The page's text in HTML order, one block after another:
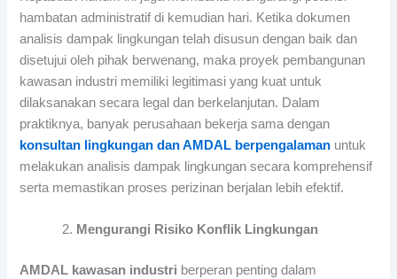
hambatan administratif di kemudian hari. Ketika dokumen
analisis dampak lingkungan telah disusun dengan baik dan
disetujui oleh pihak berwenang, maka proyek pembangunan
kawasan industri memiliki legitimasi yang kuat untuk
dilaksanakan secara legal dan berkelanjutan. Dalam
praktiknya, banyak perusahaan bekerja sama dengan
konsultan lingkungan dan AMDAL berpengalaman untuk
melakukan analisis dampak lingkungan secara komprehensif
serta memastikan proses perizinan berjalan lebih efektif.
Mengurangi Risiko Konflik Lingkungan
AMDAL kawasan industri berperan penting dalam